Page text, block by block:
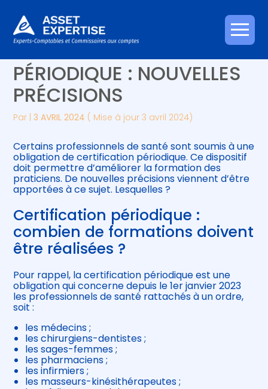
Aller
au
Créer et reprendre une activité
Gérer votre quotidien
Piloter votre entreprise
Développer votre entreprise
Construire votre patrimoine
Être prêt pour la facturation
électronique
Piloter votre gestion
Suivre votre comptabilité
Gérer vos ressources humaines
CERTIFICATION
PÉRIODIQUE : NOUVELLES
PRÉCISIONS
Par |3 AVRIL 2024 ( Mise à jour 3 avril 2024)
Certains professionnels de santé sont soumis à une
obligation de certification périodique. Ce dispositif
doit permettre d’améliorer la formation des
praticiens. De nouvelles précisions viennent d’être
apportées à ce sujet. Lesquelles ?
Certification périodique :
combien de formations doivent
être réalisées ?
Pour rappel, la certification périodique est une
obligation qui concerne depuis le 1er janvier 2023
les professionnels de santé rattachés à un ordre,
soit :
les médecins ;
les chirurgiens-dentistes ;
les sages-femmes ;
les pharmaciens ;
les infirmiers ;
les masseurs-kinésithérapeutes ;